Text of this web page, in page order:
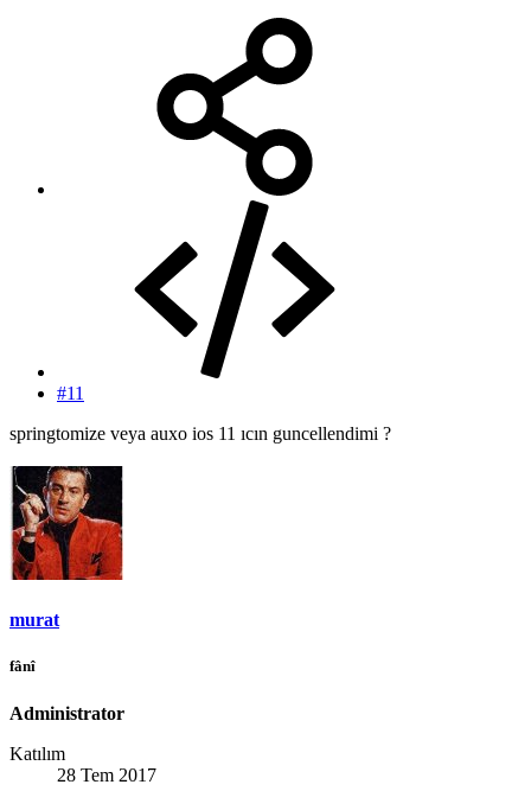
#11
springtomize veya auxo ios 11 ıcın guncellendimi ?
murat
fânî
Administrator
Katılım
28 Tem 2017